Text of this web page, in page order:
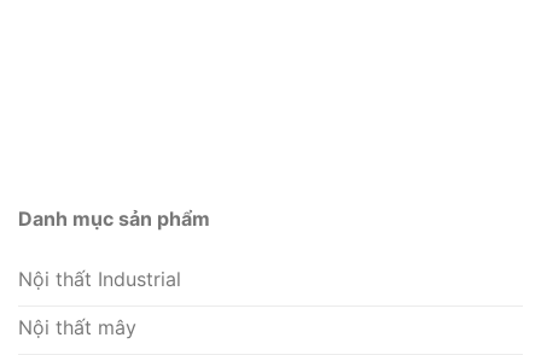
Danh mục sản phẩm
Nội thất Industrial
Nội thất mây